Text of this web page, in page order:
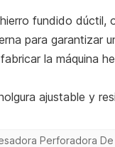
fundido dúctil,
para garantizar
la máquina
ajustable y
Perforadora